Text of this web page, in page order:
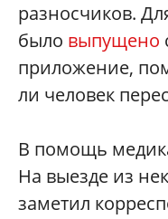
разносчиков.
было выпущено
приложение,
ли человек
В помощь
На выезде из
заметил